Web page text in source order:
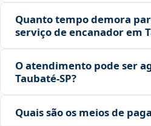
Quanto tempo demora
serviço de encanador em
O atendimento pode ser
Taubaté‑SP?
Quais são os meios de